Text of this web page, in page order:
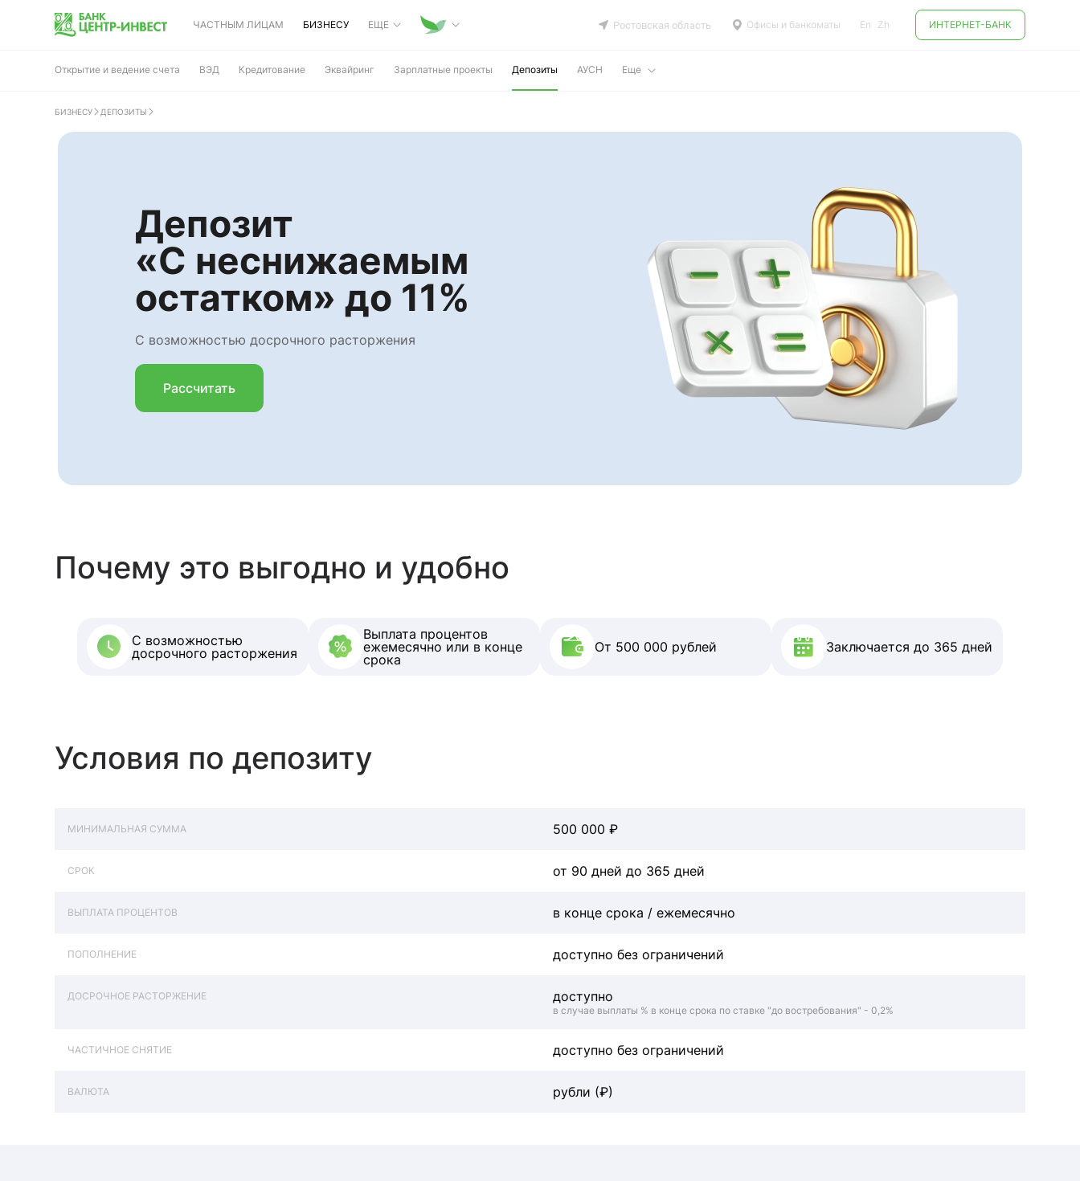
ЧАСТНЫМ ЛИЦАМ БИЗНЕСУ ЕЩЕ Ростовская область Офисы и банкоматы En Zh ИНТЕРНЕТ-БАНК
Открытие и ведение счета ВЭД Кредитование Эквайринг Зарплатные проекты Депозиты АУСН Еще
БИЗНЕСУ ДЕПОЗИТЫ
Депозит
«С неснижаемым
остатком» до 11%
С возможностью досрочного расторжения
Рассчитать
Почему это выгодно и удобно
С возможностью
досрочного расторжения
Выплата процентов
ежемесячно или в конце
срока
От 500 000 рублей Заключается до 365 дней
Условия по депозиту
МИНИМАЛЬНАЯ СУММА 500 000 ₽
СРОК от 90 дней до 365 дней
ВЫПЛАТА ПРОЦЕНТОВ в конце срока / ежемесячно
ПОПОЛНЕНИЕ доступно без ограничений
ДОСРОЧНОЕ РАСТОРЖЕНИЕ доступно
в случае выплаты % в конце срока по ставке "до востребования" - 0,2%
ЧАСТИЧНОЕ СНЯТИЕ доступно без ограничений
ВАЛЮТА рубли (₽)